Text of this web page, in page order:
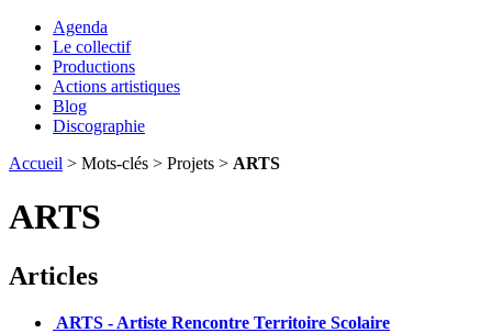
Agenda
Le collectif
Productions
Actions artistiques
Blog
Discographie
Accueil > Mots-clés > Projets > ARTS
ARTS
Articles
ARTS - Artiste Rencontre Territoire Scolaire